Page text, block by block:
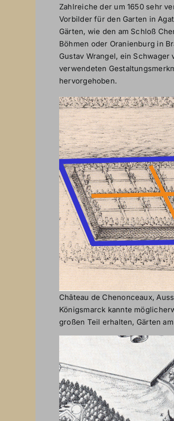
Zahlreiche der um 1650 sehr
Vorbilder für den Garten in
Gärten, wie den am Schloß
Böhmen oder Oranienburg in
Gustav Wrangel, ein
verwendeten
hervorgehoben.
Château de Chenonceaux,
Königsmarck kannte
großen Teil erhalten, Gärten